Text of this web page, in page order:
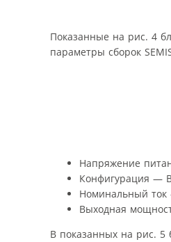
Показанные на рис. 4
параметры сборок
Напряжение
Конфигурация —
Номинальный
Выходная
В показанных на рис. 5